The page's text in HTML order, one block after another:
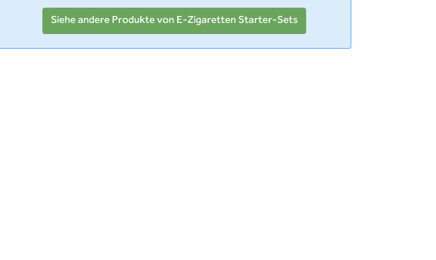
Siehe andere Produkte von E-Zigaretten Starter-Sets